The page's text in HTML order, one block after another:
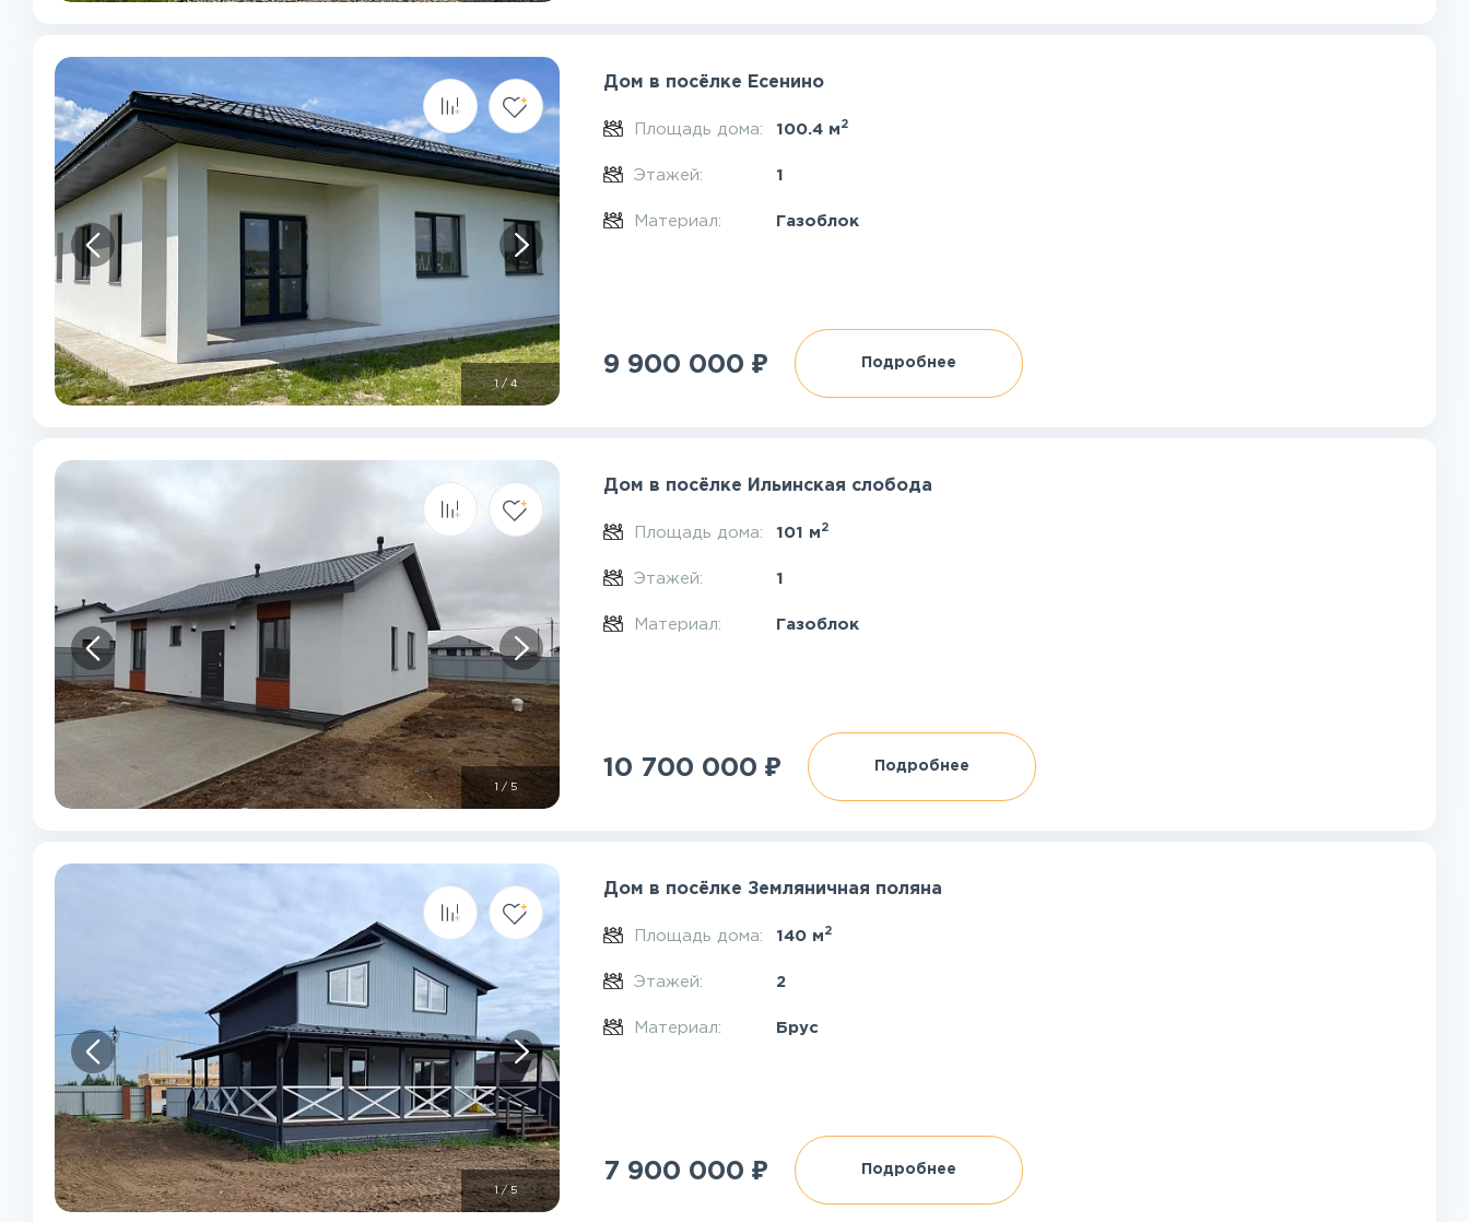
1/4
Дом в посёлке Есенино
Площадь дома: 100.4 м 2
Этажей: 1
Материал: Газоблок
9 900 000 ₽ Подробнее
/5
Дом в посёлке Ильинская слобода
Площадь дома: 101 м 2
Этажей: 1
Материал: Газоблок
10 700 000 ₽ Подробнее
1/5
Дом в посёлке Земляничная поляна
Площадь дома: 140 м 2
Этажей: 2
Материал: Брус
7 900 000 ₽ Подробнее